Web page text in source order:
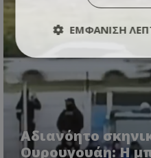
Αδιανόητο
Ουρουγουάη: Η
ΕΜΦΆΝΙΣΗ